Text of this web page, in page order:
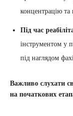
концентрацію та
Під час
інструментом у
під наглядом
Важливо слухати
на початкових